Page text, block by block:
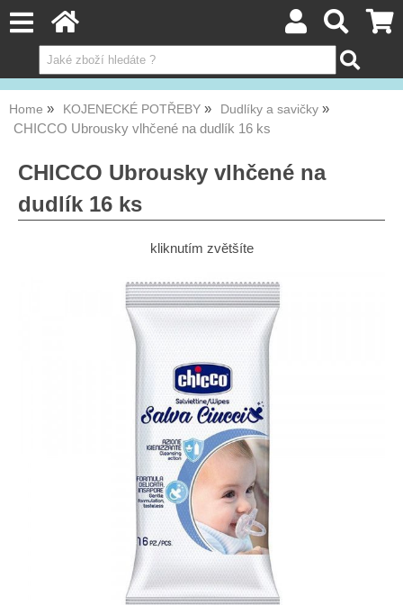
Home KOJENECKÉ POTŘEBY Dudlíky a savičky
CHICCO Ubrousky vlhčené na dudlík 16 ks
CHICCO Ubrousky vlhčené na
dudlík 16 ks
kliknutím zvětšíte